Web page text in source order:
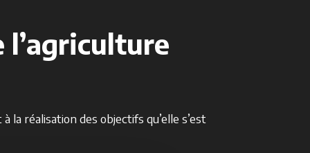
l’agriculture
réalisation des objectifs qu’elle s’est